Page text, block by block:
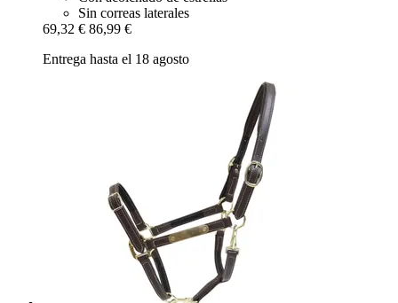
Sin correas laterales
69,32 € 86,99 €
Entrega hasta el 18 agosto